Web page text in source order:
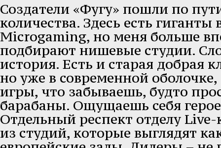
Создатели «Фугу» пошли по
количества. Здесь есть
Microgaming, но меня больше
подбирают нишевые студии.
история. Есть и старая добрая
но уже в современной
игры, что забываешь, будто
барабаны. Ощущаешь себя
Отдельный респект отделу
из студий, которые выглядят